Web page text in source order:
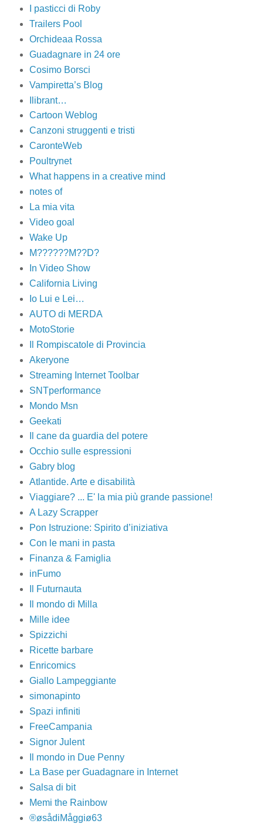
I pasticci di Roby
Trailers Pool
Orchideaa Rossa
Guadagnare in 24 ore
Cosimo Borsci
Vampiretta’s Blog
Ilibrant…
Cartoon Weblog
Canzoni struggenti e tristi
CaronteWeb
Poultrynet
What happens in a creative mind
notes of
La mia vita
Video goal
Wake Up
M??????M??D?
In Video Show
California Living
Io Lui e Lei…
AUTO di MERDA
MotoStorie
Il Rompiscatole di Provincia
Akeryone
Streaming Internet Toolbar
SNTperformance
Mondo Msn
Geekati
Il cane da guardia del potere
Occhio sulle espressioni
Gabry blog
Atlantide. Arte e disabilità
Viaggiare? ... E' la mia più grande passione!
A Lazy Scrapper
Pon Istruzione: Spirito d’iniziativa
Con le mani in pasta
Finanza & Famiglia
inFumo
Il Futurnauta
Il mondo di Milla
Mille idee
Spizzichi
Ricette barbare
Enricomics
Giallo Lampeggiante
simonapinto
Spazi infiniti
FreeCampania
Signor Julent
Il mondo in Due Penny
La Base per Guadagnare in Internet
Salsa di bit
Memi the Rainbow
®øsådiMåggiø63